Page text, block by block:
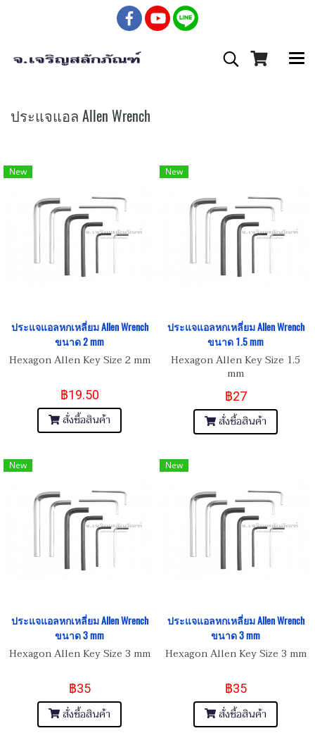
ประแจแอล Allen Wrench
New
ประแจแอลหกเหลี่ยม Allen Wrench
ขนาด 2 mm
Hexagon Allen Key Size 2 mm
฿19.50
สั่งซื้อสินค้า
New
ประแจแอลหกเหลี่ยม Allen Wrench
ขนาด 1.5 mm
Hexagon Allen Key Size 1.5
mm
฿27
สั่งซื้อสินค้า
New
ประแจแอลหกเหลี่ยม Allen Wrench
ขนาด 3 mm
Hexagon Allen Key Size 3 mm
฿35
สั่งซื้อสินค้า
New
ประแจแอลหกเหลี่ยม Allen Wrench
ขนาด 3 mm
Hexagon Allen Key Size 3 mm
฿35
สั่งซื้อสินค้า